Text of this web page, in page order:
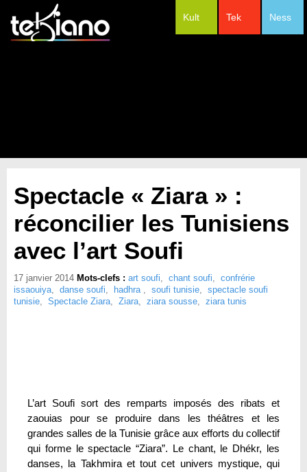
Ness
Tek
Kult
Spectacle « Ziara » :
réconcilier les Tunisiens
avec l’art Soufi
17 janvier 2014 Mots-clefs : art soufi, chant soufi, confrérie
issaouiya, danse soufi, hadhra , soufi tunisie, spectacle soufi
tunisie, Spectacle Ziara, Ziara, ziara sousse, ziara tunis
L’art Soufi sort des remparts imposés des ribats et
zaouias pour se produire dans les théâtres et les
grandes salles de la Tunisie grâce aux efforts du collectif
qui forme le spectacle “Ziara”. Le chant, le Dhékr, les
danses, la Takhmira et tout cet univers mystique, qui